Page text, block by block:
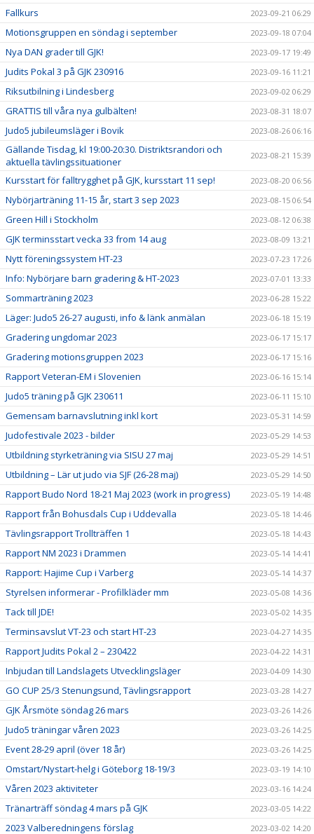
Fallkurs 2023-09-21 06:29
Motionsgruppen en söndag i september 2023-09-18 07:04
Nya DAN grader till GJK! 2023-09-17 19:49
Judits Pokal 3 på GJK 230916 2023-09-16 11:21
Riksutbilning i Lindesberg 2023-09-02 06:29
GRATTIS till våra nya gulbälten! 2023-08-31 18:07
Judo5 jubileumsläger i Bovik 2023-08-26 06:16
Gällande Tisdag, kl 19:00-20:30. Distriktsrandori och
aktuella tävlingssituationer
2023-08-21 15:39
Kursstart för falltrygghet på GJK, kursstart 11 sep! 2023-08-20 06:56
Nybörjarträning 11-15 år, start 3 sep 2023 2023-08-15 06:54
Green Hill i Stockholm 2023-08-12 06:38
GJK terminsstart vecka 33 from 14 aug 2023-08-09 13:21
Nytt föreningssystem HT-23 2023-07-23 17:26
Info: Nybörjare barn gradering & HT-2023 2023-07-01 13:33
Sommarträning 2023 2023-06-28 15:22
Läger: Judo5 26-27 augusti, info & länk anmälan 2023-06-18 15:19
Gradering ungdomar 2023 2023-06-17 15:17
Gradering motionsgruppen 2023 2023-06-17 15:16
Rapport Veteran-EM i Slovenien 2023-06-16 15:14
Judo5 träning på GJK 230611 2023-06-11 15:10
Gemensam barnavslutning inkl kort 2023-05-31 14:59
Judofestivale 2023 - bilder 2023-05-29 14:53
Utbildning styrketräning via SISU 27 maj 2023-05-29 14:51
Utbildning – Lär ut judo via SJF (26-28 maj) 2023-05-29 14:50
Rapport Budo Nord 18-21 Maj 2023 (work in progress) 2023-05-19 14:48
Rapport från Bohusdals Cup i Uddevalla 2023-05-18 14:46
Tävlingsrapport Trollträffen 1 2023-05-18 14:43
Rapport NM 2023 i Drammen 2023-05-14 14:41
Rapport: Hajime Cup i Varberg 2023-05-14 14:37
Styrelsen informerar - Profilkläder mm 2023-05-08 14:36
Tack till JDE! 2023-05-02 14:35
Terminsavslut VT-23 och start HT-23 2023-04-27 14:35
Rapport Judits Pokal 2 – 230422 2023-04-22 14:31
Inbjudan till Landslagets Utvecklingsläger 2023-04-09 14:30
GO CUP 25/3 Stenungsund, Tävlingsrapport 2023-03-28 14:27
GJK Årsmöte söndag 26 mars 2023-03-26 14:26
Judo5 träningar våren 2023 2023-03-26 14:25
Event 28-29 april (över 18 år) 2023-03-26 14:25
Omstart/Nystart-helg i Göteborg 18-19/3 2023-03-19 14:10
Våren 2023 aktiviteter 2023-03-16 14:24
Tränarträff söndag 4 mars på GJK 2023-03-05 14:22
2023 Valberedningens förslag 2023-03-02 14:20